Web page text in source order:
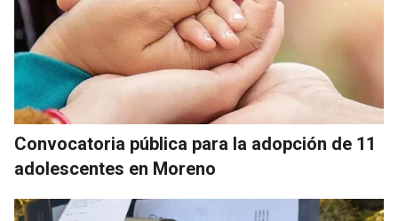
Convocatoria pública para la adopción de 11
adolescentes en Moreno